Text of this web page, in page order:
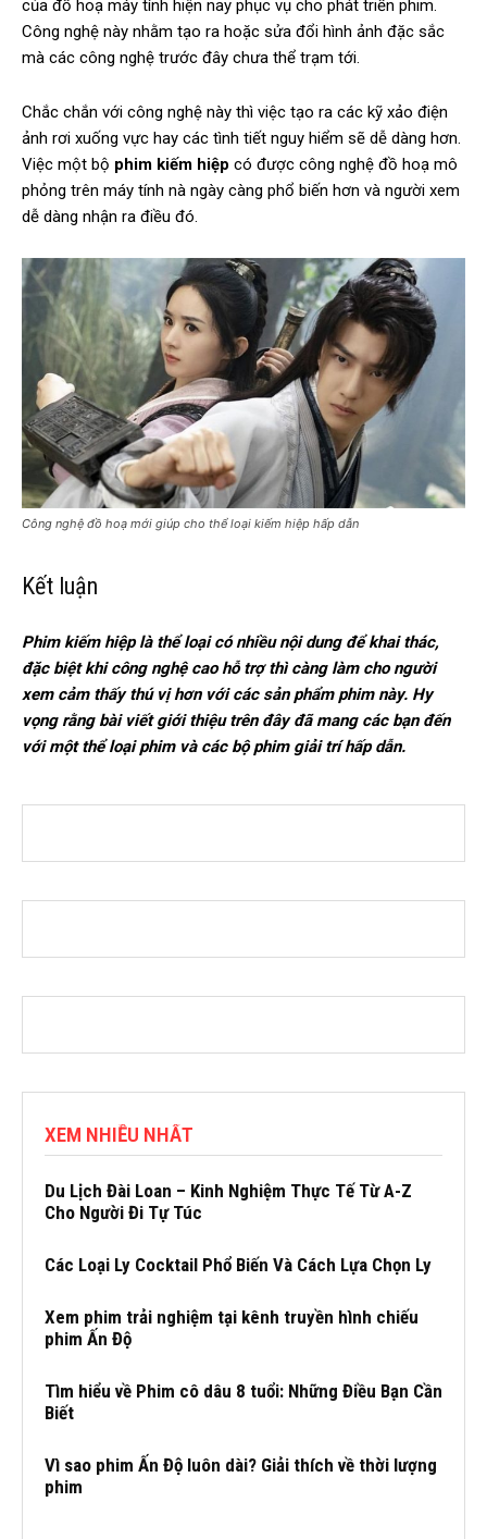
của đồ hoạ máy tính hiện nay phục vụ cho phát triển phim.
Công nghệ này nhằm tạo ra hoặc sửa đổi hình ảnh đặc sắc
mà các công nghệ trước đây chưa thể trạm tới.
Chắc chắn với công nghệ này thì việc tạo ra các kỹ xảo điện
ảnh rơi xuống vực hay các tình tiết nguy hiểm sẽ dễ dàng hơn.
Việc một bộ phim kiếm hiệp có được công nghệ đồ hoạ mô
phỏng trên máy tính nà ngày càng phổ biến hơn và người xem
dễ dàng nhận ra điều đó.
Công nghệ đồ hoạ mới giúp cho thể loại kiếm hiệp hấp dẫn
Kết luận
Phim kiếm hiệp là thể loại có nhiều nội dung để khai thác,
đặc biệt khi công nghệ cao hỗ trợ thì càng làm cho người
xem cảm thấy thú vị hơn với các sản phẩm phim này. Hy
vọng rằng bài viết giới thiệu trên đây đã mang các bạn đến
với một thể loại phim và các bộ phim giải trí hấp dẫn.
XEM NHIỀU NHẤT
Du Lịch Đài Loan – Kinh Nghiệm Thực Tế Từ A-Z
Cho Người Đi Tự Túc
Các Loại Ly Cocktail Phổ Biến Và Cách Lựa Chọn Ly
Xem phim trải nghiệm tại kênh truyền hình chiếu
phim Ấn Độ
Tìm hiểu về Phim cô dâu 8 tuổi: Những Điều Bạn Cần
Biết
Vì sao phim Ấn Độ luôn dài? Giải thích về thời lượng
phim